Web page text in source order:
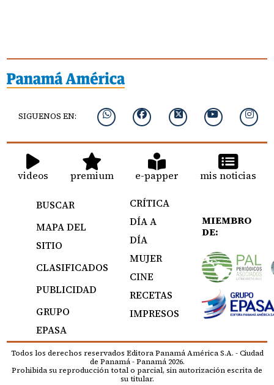
SIGUENOS EN:
videos premium e-papper mis noticias
BUSCAR
MAPA DEL
SITIO
CLASIFICADOS
PUBLICIDAD
GRUPO
EPASA
CRÍTICA
DÍA A
DÍA
MUJER
CINE
RECETAS
IMPRESOS
MIEMBRO
DE:
Todos los derechos reservados Editora Panamá América S.A. - Ciudad
de Panamá - Panamá 2026.
Prohibida su reproducción total o parcial, sin autorización escrita de
su titular.